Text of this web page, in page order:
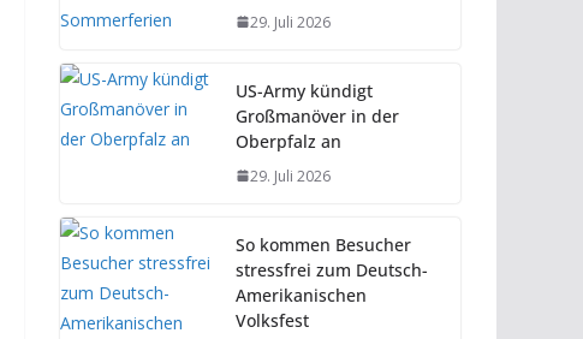
29. Juli 2026
US-Army kündigt
Großmanöver in der
Oberpfalz an
29. Juli 2026
So kommen Besucher
stressfrei zum Deutsch-
Amerikanischen
Volksfest